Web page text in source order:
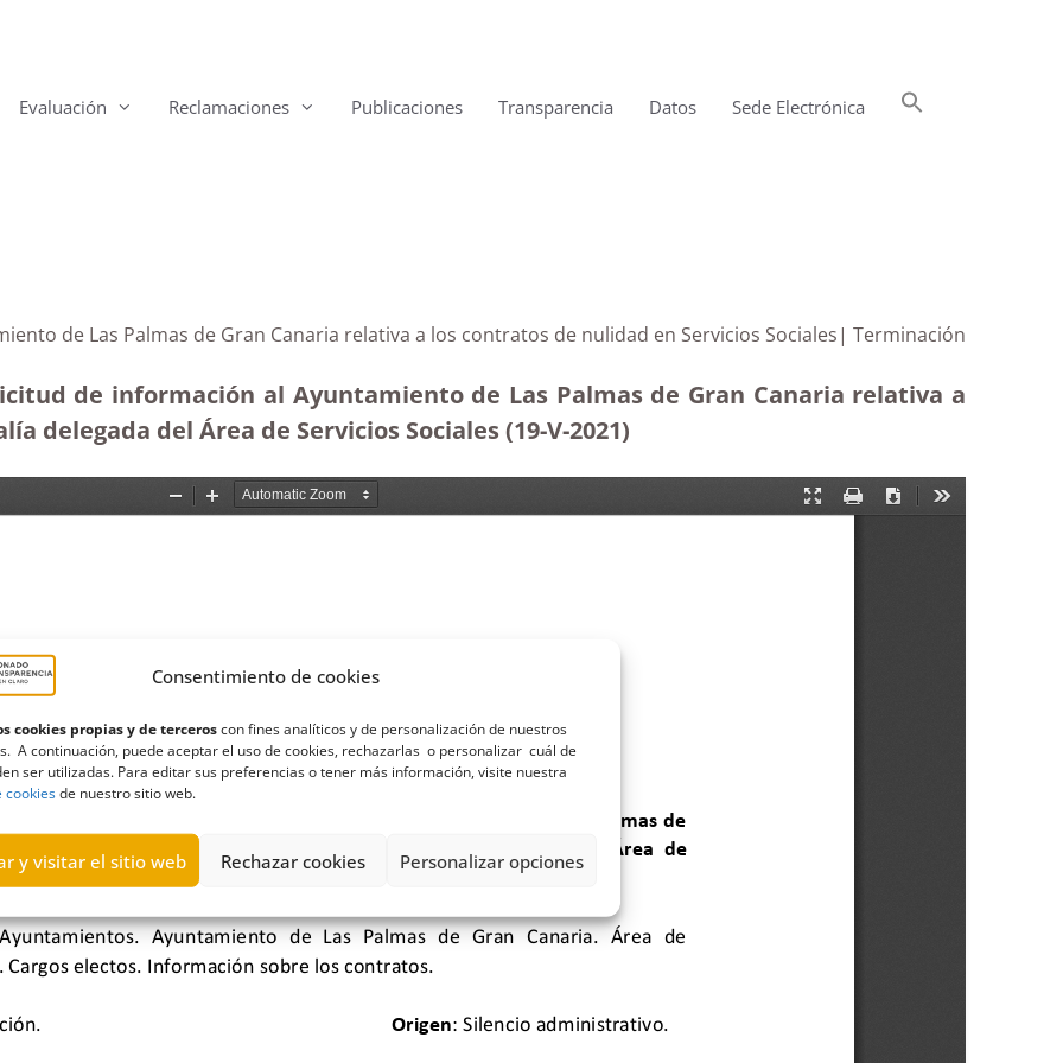
Consentimiento de cookies
cookies propias y de terceroscon fines analíticos y de personalización de nuestros
A continuación, puede aceptar el uso de cookies, rechazarlas o personalizar cuál de
ser utilizadas. Para editar sus preferencias o tener más información, visite nuestra
cookiesde nuestro sitio web.
y visitar el sitio web Rechazar cookies Personalizar opciones
Evaluación Reclamaciones Publicaciones Transparencia Datos Sede Electrónica
de Las Palmas de Gran Canaria relativa a los contratos de nulidad en Servicios Sociales| Terminación
de información al Ayuntamiento de Las Palmas de Gran Canaria relativa a
delegada del Área de Servicios Sociales (19-V-2021)